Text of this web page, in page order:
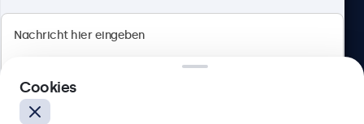
Berliner Allee 59, 40212 Düsseldorf, Deutschland
Cookies